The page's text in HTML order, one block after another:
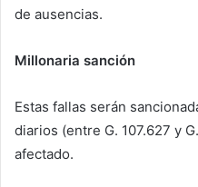
de ausencias.
Millonaria sanción
Estas fallas serán
diarios (entre G. 107.627 y
afectado.